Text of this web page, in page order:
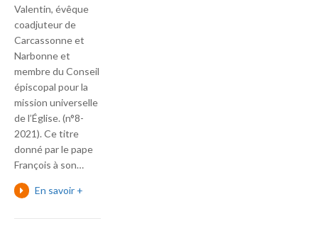
Valentin, évêque
coadjuteur de
Carcassonne et
Narbonne et
membre du Conseil
épiscopal pour la
mission universelle
de l’Église. (n°8-
2021). Ce titre
donné par le pape
François à son…
En savoir +